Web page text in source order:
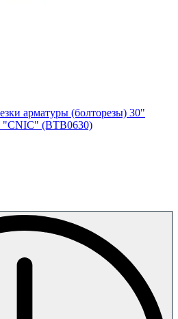
арматуры (болторезы) 30"
(BТB0630)